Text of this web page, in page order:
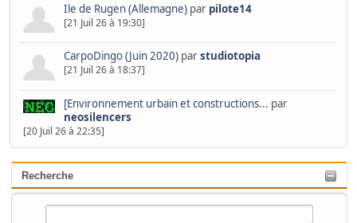
Recherche
Ile de Rugen (Allemagne)par pilote14
[21 Juil 26 à 19:30]
CarpoDingo (Juin 2020)parstudiotopia
[21 Juil 26 à 18:37]
[Environnement urbain et constructions... par
neosilencers
[20 Juil 26 à 22:35]